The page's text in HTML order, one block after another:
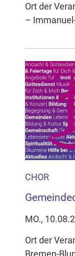
Ort der
–
CHOR
MO.,
Ort der
Bremen-